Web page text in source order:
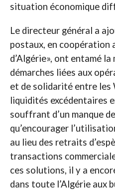
situation économique
Le directeur général a
postaux, en coopération
d’Algérie», ont entamé
démarches liées aux
et de solidarité entre les
liquidités excédentaires
souffrant d’un manque
qu’encourager
au lieu des retraits
transactions
ces solutions, il y a
dans toute l’Algérie aux